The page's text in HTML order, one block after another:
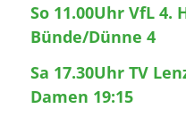
So 11.00Uhr VfL 4.
Bünde/Dünne 4
Sa 17.30Uhr TV
Damen 19:15